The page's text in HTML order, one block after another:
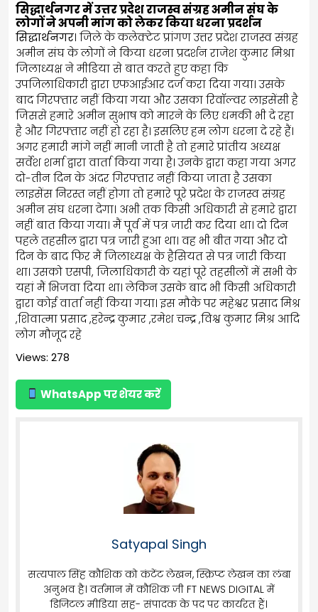
सिद्धार्थनगर में उत्तर प्रदेश राजस्व संग्रह अमीन संघ के
लोगों ने अपनी मांग को लेकर किया धरना प्रदर्शन
सिद्धार्थनगर। जिले के कलेक्टेट प्रांगण उत्तर प्रदेश राजस्व संग्रह
अमीन संघ के लोगों ने किया धरना प्रदर्शन राजेश कुमार मिश्रा
जिलाध्यक्ष ने मीडिया से बात करते हुए कहा कि
उपजिलाधिकारी द्वारा एफआईआर दर्ज करा दिया गया। उसके
बाद गिरफ्तार नहीं किया गया और उसका रिवॉल्वर लाइसेंसी है
जिससे हमारे अमीन सुभाष को मारने के लिए धमकी भी दे रहा
है और गिरफ्तार नहीं हो रहा है। इसलिए हम लोग धरना दे रहे हैं।
अगर हमारी मांगे नहीं मानी जाती है तो हमारे प्रांतीय अध्यक्ष
सर्वेश शर्मा द्वारा वार्ता किया गया है। उनके द्वारा कहा गया अगर
दो-तीन दिन के अंदर गिरफ्तार नहीं किया जाता है उसका
लाइसेंस निरस्त नहीं होगा तो हमारे पूरे प्रदेश के राजस्व संग्रह
अमीन संघ धरना देगा। अभी तक किसी अधिकारी से हमारे द्वारा
नहीं बात किया गया। मैं पूर्व में पत्र जारी कर दिया था। दो दिन
पहले तहसील द्वारा पत्र जारी हुआ था। वह भी बीत गया और दो
दिन के बाद फिर मैं जिलाध्यक्ष के हैसियत से पत्र जारी किया
था। उसको एसपी, जिलाधिकारी के यहां पूरे तहसीलों में सभी के
यहां मैं भिजवा दिया था। लेकिन उसके बाद भी किसी अधिकारी
द्वारा कोई वार्ता नहीं किया गया। इस मौके पर महेश्वर प्रसाद मिश्र
,शिवात्मा प्रसाद ,हरेन्द्र कुमार ,रमेश चन्द्र ,विश्व कुमार मिश्र आदि
लोग मौजूद रहे
Views: 278
WhatsApp पर शेयर करें
Satyapal Singh
सत्यपाल सिंह कौशिक को कंटेंट लेखन, स्क्रिप्ट लेखन का लंबा
अनुभव है। वर्तमान में कौशिक जी FT NEWS DIGITAL में
डिजिटल मीडिया सह- संपादक के पद पर कार्यरत हैं।